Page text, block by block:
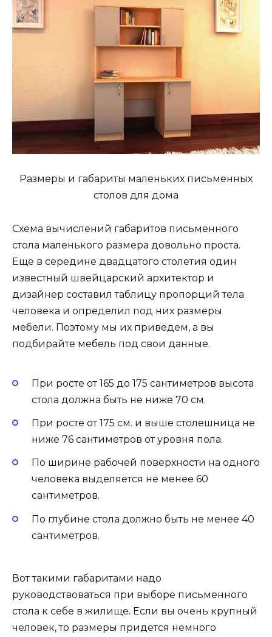
Размеры и габариты маленьких письменных
столов для дома
Схема вычислений габаритов письменного
стола маленького размера довольно проста.
Еще в середине двадцатого столетия один
известный швейцарский архитектор и
дизайнер составил таблицу пропорций тела
человека и определил под них размеры
мебели. Поэтому мы их приведем, а вы
подбирайте мебель под свои данные.
При росте от 165 до 175 сантиметров высота
стола должна быть не ниже 70 см.
При росте от 175 см. и выше столешница не
ниже 76 сантиметров от уровня пола.
По ширине рабочей поверхности на одного
человека выделяется не менее 60
сантиметров.
По глубине стола должно быть не менее 40
сантиметров.
Вот такими габаритами надо
руководствоваться при выборе письменного
стола к себе в жилище. Если вы очень крупный
человек, то размеры придется немного